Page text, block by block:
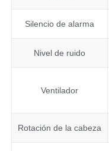
Silencio de alarma
Nivel de ruido
Ventilador
Rotación de la cabeza